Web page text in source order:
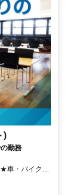
)
勤務
車・バイク通